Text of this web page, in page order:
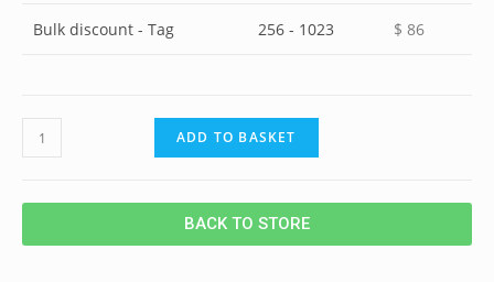
Bulk discount - Tag 256 - 1023 $ 86
ADD TO BASKET
BACK TO STORE